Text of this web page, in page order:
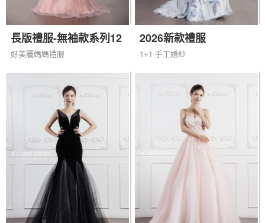
長版禮服-無袖款系列12
好美麗媽媽禮服
2026新款禮服
1+1 手工婚紗